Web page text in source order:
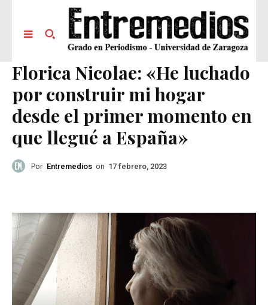
Florica Nicolae: «He luchado
por construir mi hogar
desde el primer momento en
que llegué a España»
Por Entremedios on 17 febrero, 2023